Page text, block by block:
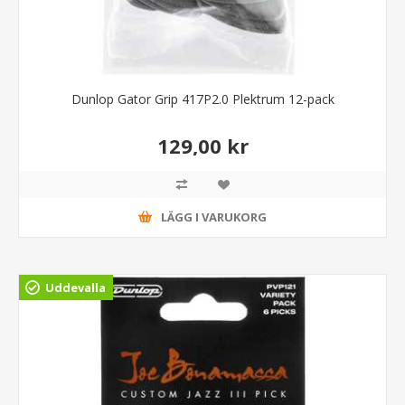
Dunlop Gator Grip 417P2.0 Plektrum 12-pack
129,00 kr
LÄGG I VARUKORG
Uddevalla